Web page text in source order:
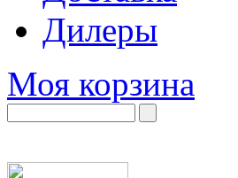
Дилеры
Моя корзина